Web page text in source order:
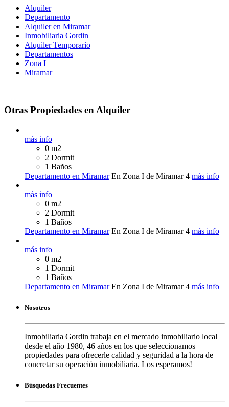
Alquiler
Departamento
Alquiler en Miramar
Inmobiliaria Gordin
Alquiler Temporario
Departamentos
Zona I
Miramar
Otras Propiedades en Alquiler
más info
0 m2
2 Dormit
1 Baños
Departamento en Miramar En Zona I de Miramar 4 más info
más info
0 m2
2 Dormit
1 Baños
Departamento en Miramar En Zona I de Miramar 4 más info
más info
0 m2
1 Dormit
1 Baños
Departamento en Miramar En Zona I de Miramar 4 más info
Nosotros
Inmobiliaria Gordin trabaja en el mercado inmobiliario local
desde el año 1980, 46 años en los que seleccionamos
propiedades para ofrecerle calidad y seguridad a la hora de
concretar su operación inmobiliaria. Los esperamos!
Búsquedas Frecuentes